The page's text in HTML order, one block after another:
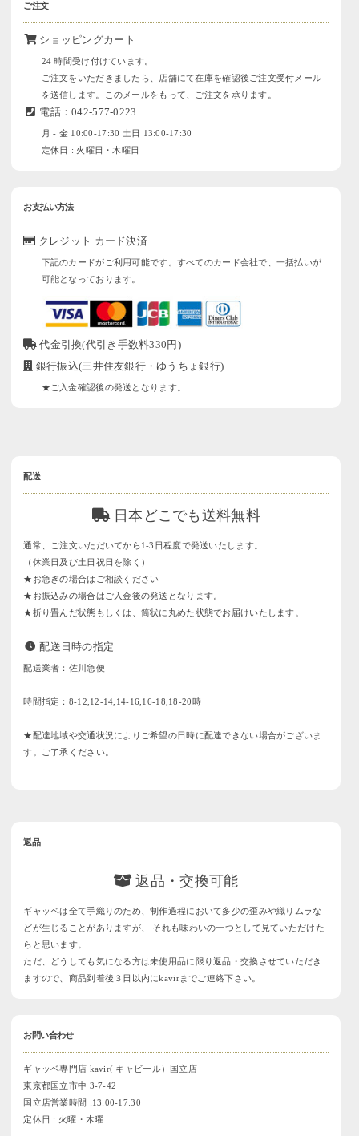
ご注文
ショッピングカート
24 時間受け付けています。
ご注文をいただきましたら、店舗にて在庫を確認後ご注文受付メール
を送信します。このメールをもって、ご注文を承ります。
電話：042-577-0223
月 - 金 10:00-17:30 土日 13:00-17:30
定休日 : 火曜日・木曜日
お支払い方法
クレジット カード決済
下記のカードがご利用可能です。すべてのカード会社で、一括払いが
可能となっております。
代金引換(代引き手数料330円)
銀行振込(三井住友銀行・ゆうちょ銀行)
★ご入金確認後の発送となります。
配送
日本どこでも送料無料
通常、ご注文いただいてから1-3日程度で発送いたします。
（休業日及び土日祝日を除く）
★お急ぎの場合はご相談ください
★お振込みの場合はご入金後の発送となります。
★折り畳んだ状態もしくは、筒状に丸めた状態でお届けいたします。
配送日時の指定
配送業者：佐川急便
時間指定：8-12,12-14,14-16,16-18,18-20時
★配達地域や交通状況によりご希望の日時に配達できない場合がございま
す。ご了承ください。
返品
返品・交換可能
ギャッベは全て手織りのため、制作過程において多少の歪みや織りムラな
どが生じることがありますが、 それも味わいの一つとして見ていただけた
らと思います。
ただ、どうしても気になる方は未使用品に限り返品・交換させていただき
ますので、商品到着後３日以内にkavirまでご連絡下さい。
お問い合わせ
ギャッベ専門店 kavir( キャビール）国立店
東京都国立市中 3-7-42
国立店営業時間 :13:00-17:30
定休日 : 火曜・木曜